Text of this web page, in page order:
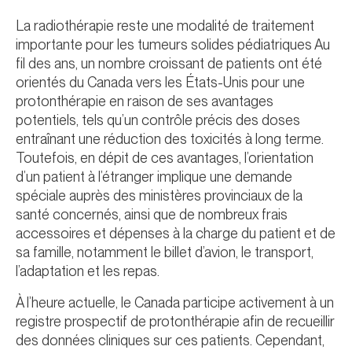
La radiothérapie reste une modalité de traitement
importante pour les tumeurs solides pédiatriques Au
fil des ans, un nombre croissant de patients ont été
orientés du Canada vers les États-Unis pour une
protonthérapie en raison de ses avantages
potentiels, tels qu’un contrôle précis des doses
entraînant une réduction des toxicités à long terme.
Toutefois, en dépit de ces avantages, l’orientation
d’un patient à l’étranger implique une demande
spéciale auprès des ministères provinciaux de la
santé concernés, ainsi que de nombreux frais
accessoires et dépenses à la charge du patient et de
sa famille, notamment le billet d’avion, le transport,
l’adaptation et les repas.
À l’heure actuelle, le Canada participe activement à un
registre prospectif de protonthérapie afin de recueillir
des données cliniques sur ces patients. Cependant,